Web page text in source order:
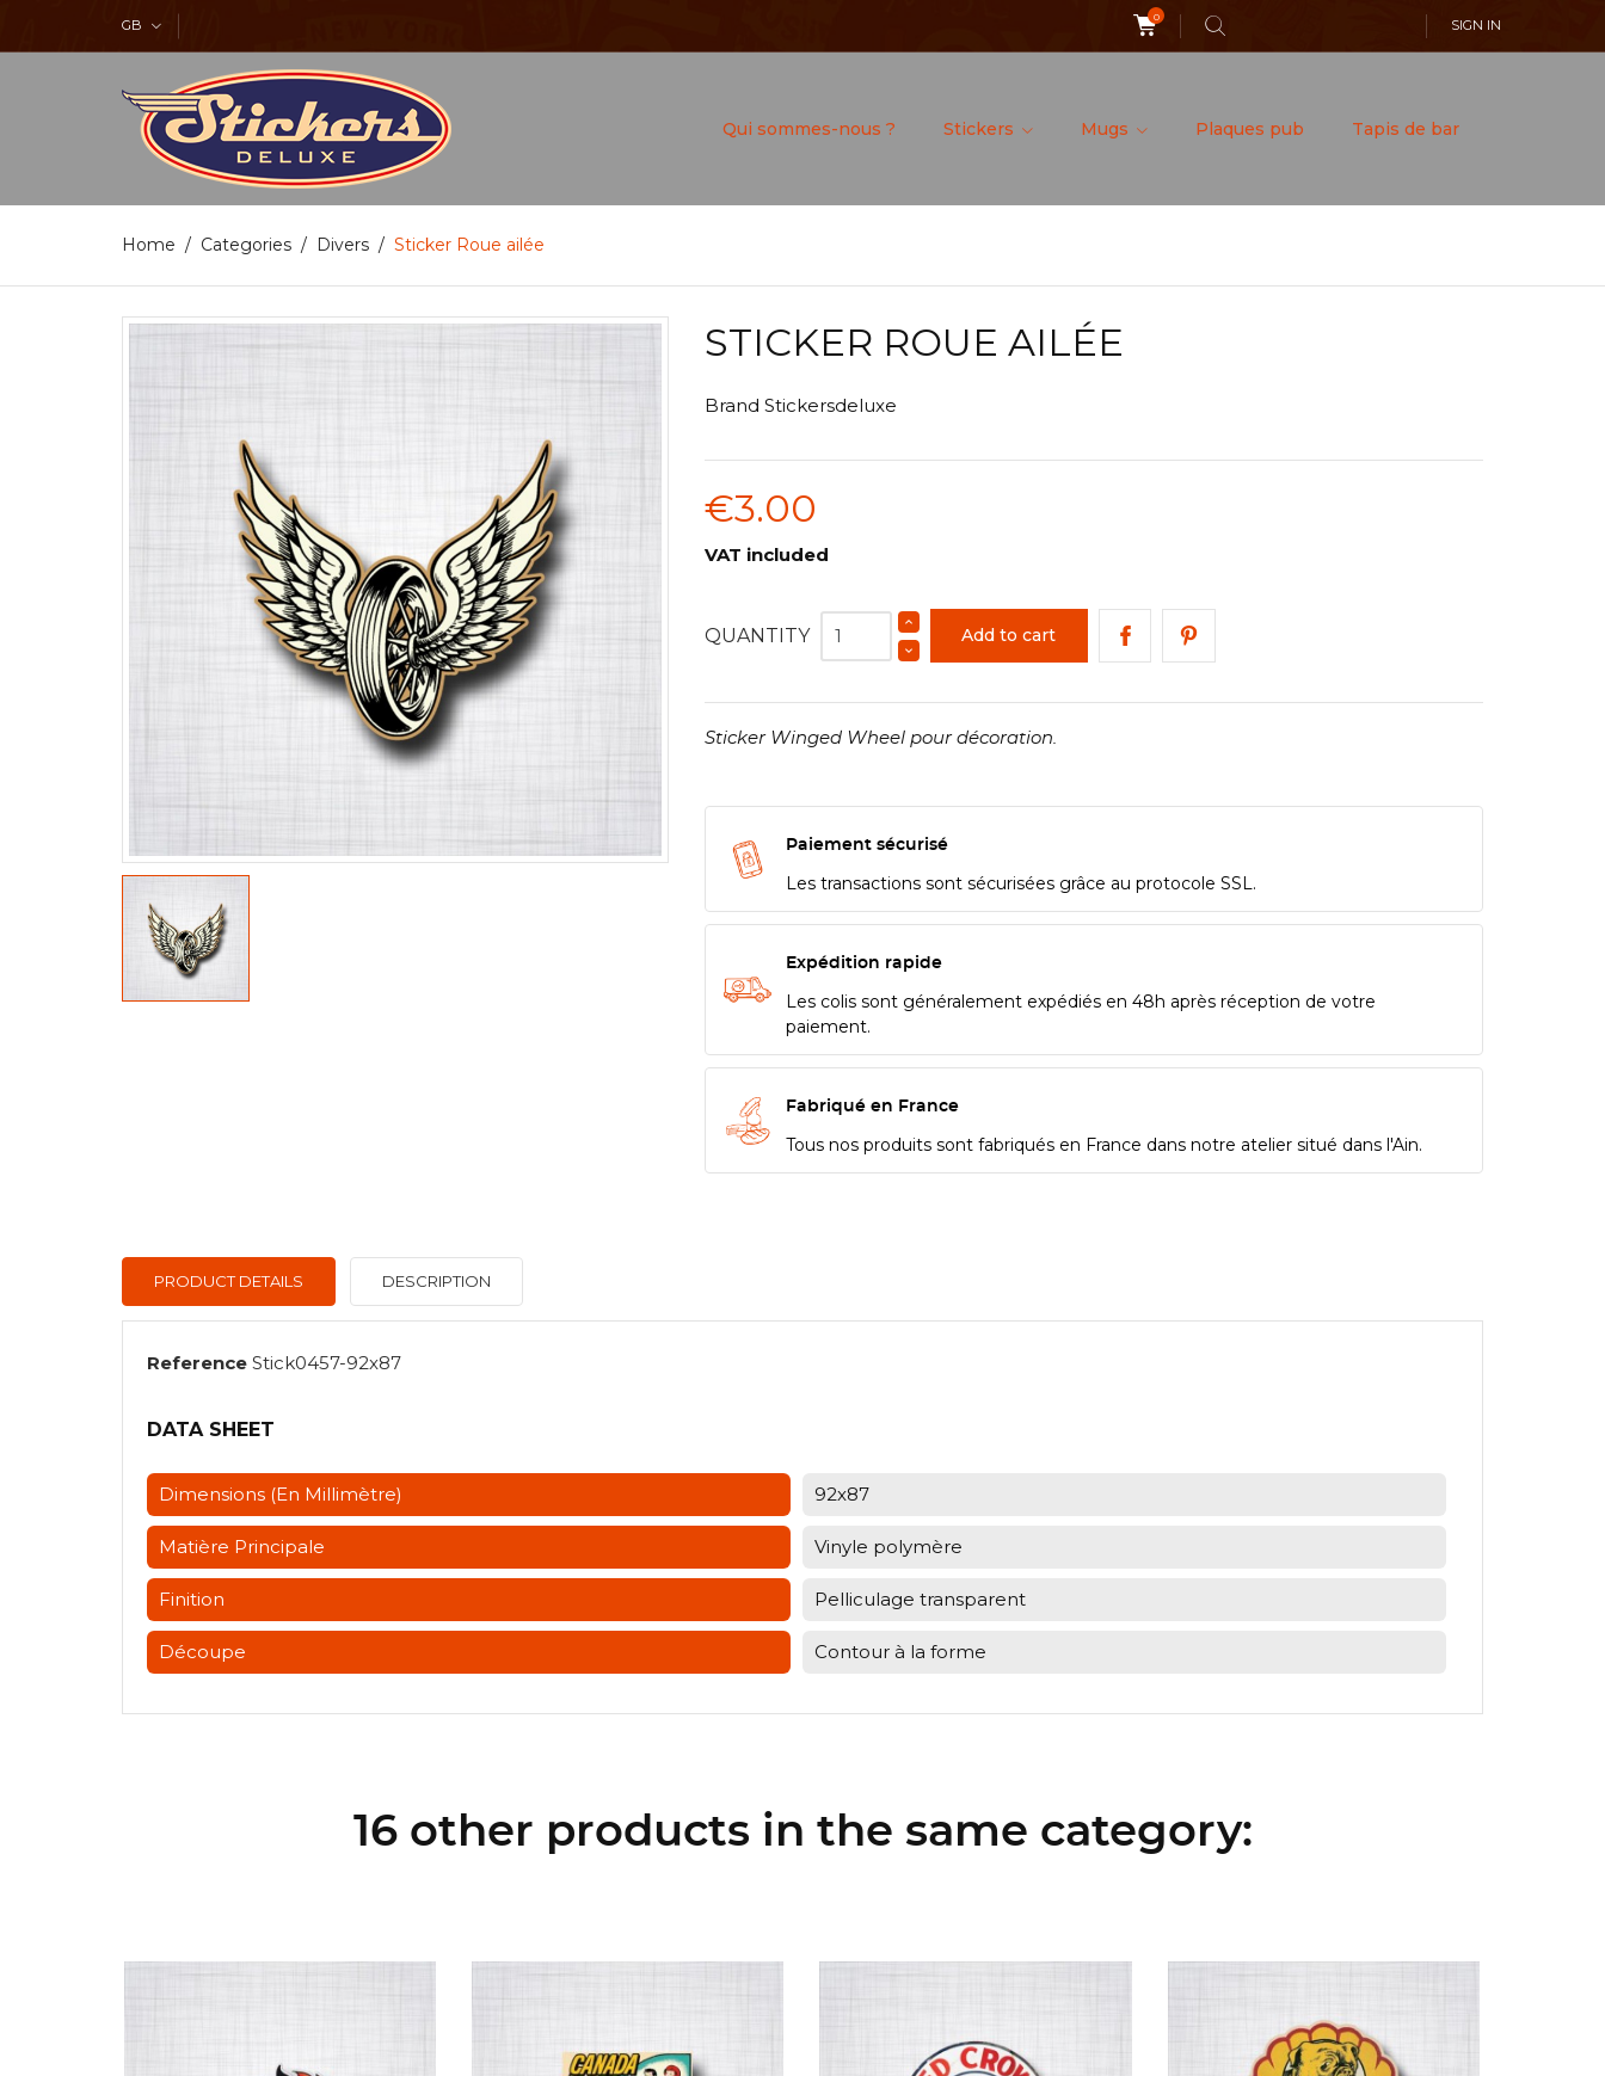
GB 0 SIGN IN
Qui sommes-nous ? Stickers Mugs Plaques pub Tapis de bar
Home Categories Divers Sticker Roue ailée
STICKER ROUE AILÉE
Brand Stickersdeluxe
€3.00
VAT included
QUANTITY Add to cart
Sticker Winged Wheel pour décoration.
Paiement sécurisé
Les transactions sont sécurisées grâce au protocole SSL.
Expédition rapide
Les colis sont généralement expédiés en 48h après réception de votre
paiement.
Fabriqué en France
Tous nos produits sont fabriqués en France dans notre atelier situé dans l'Ain.
PRODUCT DETAILS DESCRIPTION
Reference Stick0457-92x87
DATA SHEET
Dimensions (en Millimètre) 92x87
Matière Principale Vinyle polymère
Finition Pelliculage transparent
Découpe Contour à la forme
16 other products in the same category: